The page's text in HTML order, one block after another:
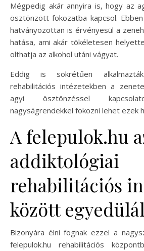
Mégpedig akár annyira is, hogy az
ösztönzött fokozatba kapcsol.
hatványozottan is érvényesül a
hatása, ami akár tökéletesen
olthatja az alkohol utáni vágyat.
Eddig is sokrétűen
rehabilitációs intézetekben a
agyi ösztönzéssel
nagyságrendekkel fokozni lehet ezek
A felepulok.hu
addiktológiai
rehabilitációs
között
Bizonyára élni fognak ezzel a
felepulok.hu rehabilitációs